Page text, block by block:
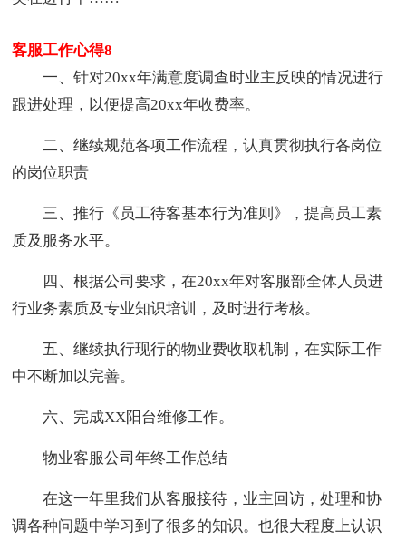
客服工作心得8
一、针对20xx年满意度调查时业主反映的情况进行
跟进处理，以便提高20xx年收费率。
二、继续规范各项工作流程，认真贯彻执行各岗位
的岗位职责
三、推行《员工待客基本行为准则》，提高员工素
质及服务水平。
四、根据公司要求，在20xx年对客服部全体人员进
行业务素质及专业知识培训，及时进行考核。
五、继续执行现行的物业费收取机制，在实际工作
中不断加以完善。
六、完成XX阳台维修工作。
物业客服公司年终工作总结
在这一年里我们从客服接待，业主回访，处理和协
调各种问题中学习到了很多的知识。也很大程度上认识